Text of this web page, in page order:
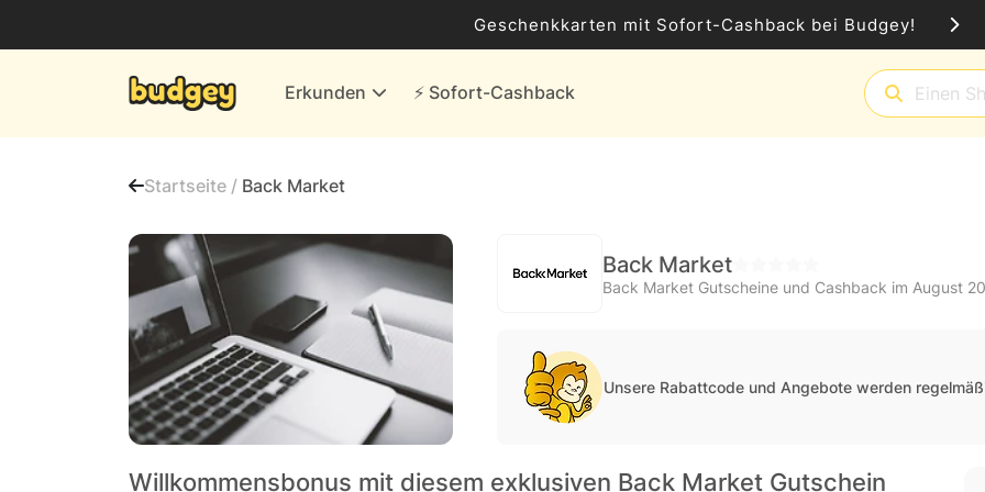
Geschenkkarten mit Sofort-Cashback bei Budgey!
Erkunden ⚡️ Sofort-Cashback
Finanzen & Versicherungen
Weiteres
Alle Händler
Startseite / Back Market
Back Market
Back Market Gutscheine und Cashback im August
Unsere Rabattcode und Angebote werden
Willkommensbonus mit diesem exklusiven Back Market Gutschein